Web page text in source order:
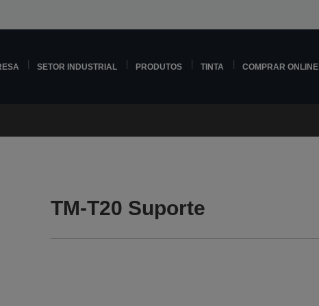
SETOR INDUSTRIAL PRODUTOS TINTA COMPRAR ONLINE
TM-T20 Suporte